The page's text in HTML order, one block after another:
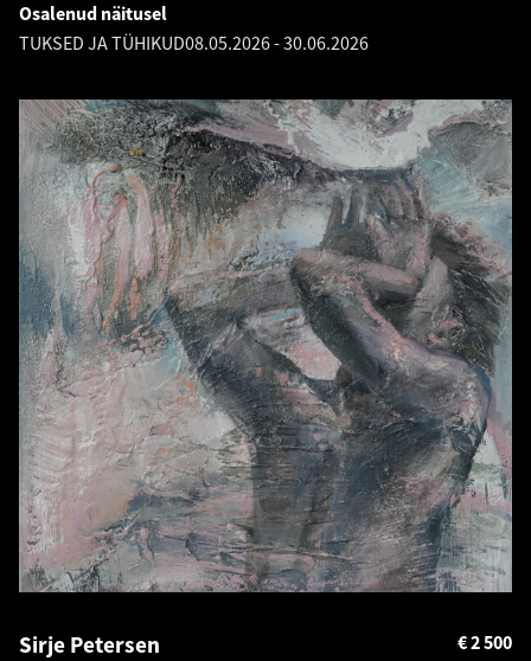
Osalenud näitusel
TUKSED JA TÜHIKUD08.05.2026-30.06.2026
Sirje Petersen
2 500
€